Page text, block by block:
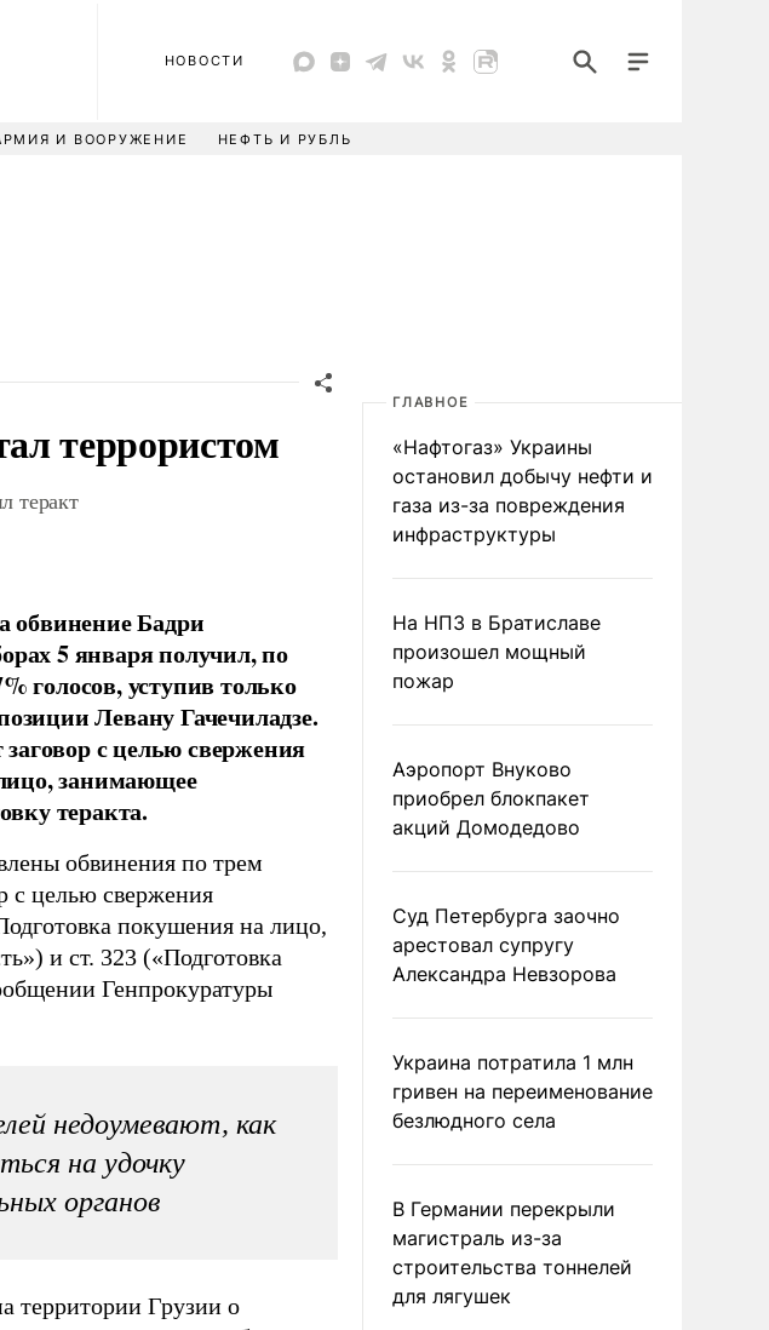
НОВОСТИ
И ВООРУЖЕНИЕ НЕФТЬ И РУБЛЬ
террористом
теракт
обвинение Бадри
5 января получил, по
голосов, уступив только
Левану Гачечиладзе.
с целью свержения
занимающее
теракта.
обвинения по трем
с целью свержения
покушения на лицо,
и ст. 323 («Подготовка
Генпрокуратуры
недоумевают, как
на удочку
органов
территории Грузии о
ГЛАВНОЕ
«Нафтогаз» Украины
остановил добычу нефти и
газа из-за повреждения
инфраструктуры
На НПЗ в Братиславе
произошел мощный
пожар
Аэропорт Внуково
приобрел блокпакет
акций Домодедово
Суд Петербурга заочно
арестовал супругу
Александра Невзорова
Украина потратила 1 млн
гривен на переименование
безлюдного села
В Германии перекрыли
магистраль из-за
строительства тоннелей
для лягушек